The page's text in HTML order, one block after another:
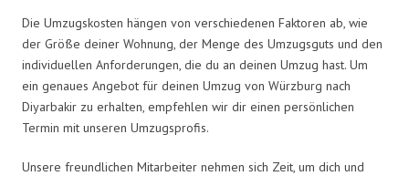
Die Umzugskosten hängen von verschiedenen Faktoren ab, wie
der Größe deiner Wohnung, der Menge des Umzugsguts und den
individuellen Anforderungen, die du an deinen Umzug hast. Um
ein genaues Angebot für deinen Umzug von Würzburg nach
Diyarbakir zu erhalten, empfehlen wir dir einen persönlichen
Termin mit unseren Umzugsprofis.
Unsere freundlichen Mitarbeiter nehmen sich Zeit, um dich und